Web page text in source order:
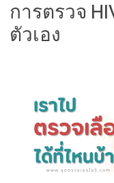
การตรวจ
ตัวเอง